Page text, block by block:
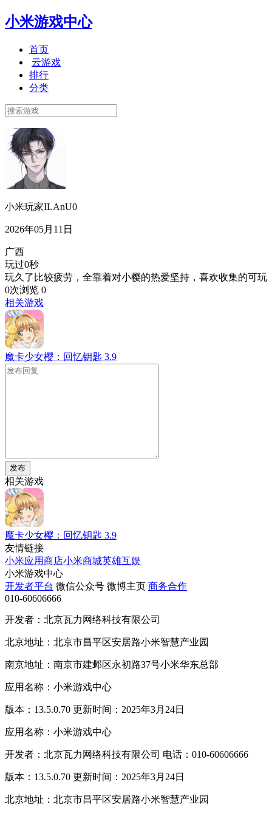
小米游戏中心
首页
云游戏
排行
分类
小米玩家ILAnU0
2026年05月11日
广西
玩过0秒
玩久了比较疲劳，全靠着对小樱的热爱坚持，喜欢收集的可玩
0次浏览 0
相关游戏
魔卡少女樱：回忆钥匙 3.9
发布
相关游戏
魔卡少女樱：回忆钥匙 3.9
友情链接
小米应用商店小米商城英雄互娱
小米游戏中心
开发者平台 微信公众号 微博主页 商务合作
010-60606666
开发者：北京瓦力网络科技有限公司
北京地址：北京市昌平区安居路小米智慧产业园
南京地址：南京市建邺区永初路37号小米华东总部
应用名称：小米游戏中心
版本：13.5.0.70 更新时间：2025年3月24日
应用名称：小米游戏中心
开发者：北京瓦力网络科技有限公司 电话：010-60606666
版本：13.5.0.70 更新时间：2025年3月24日
北京地址：北京市昌平区安居路小米智慧产业园